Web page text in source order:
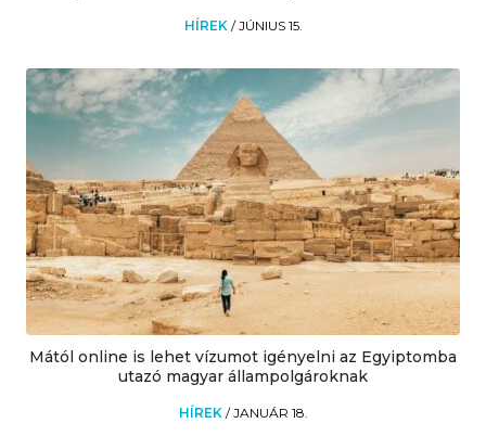
HÍREK /JÚNIUS 15.
Mától online is lehet vízumot igényelni az Egyiptomba
utazó magyar állampolgároknak
HÍREK /JANUÁR 18.